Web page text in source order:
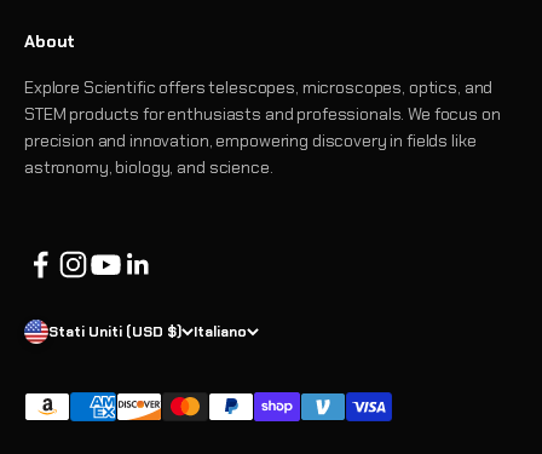
About
Explore Scientific offers telescopes, microscopes, optics, and
STEM products for enthusiasts and professionals. We focus on
precision and innovation, empowering discovery in fields like
astronomy, biology, and science.
Stati Uniti (USD $) Italiano